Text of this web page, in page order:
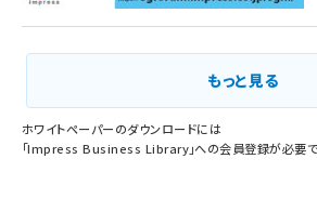
もっと見る
ホワイトペーパーのダウンロードには
「Impress Business Library」への会員登録が必要で